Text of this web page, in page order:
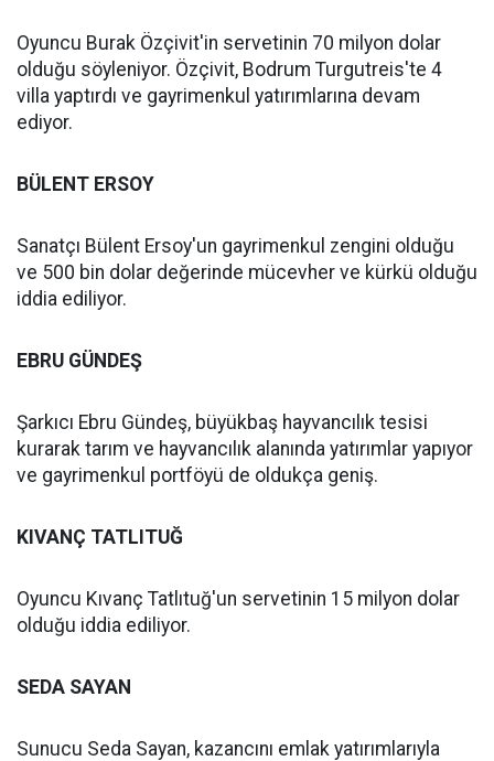
Oyuncu Burak Özçivit'in servetinin 70 milyon dolar
olduğu söyleniyor. Özçivit, Bodrum Turgutreis'te 4
villa yaptırdı ve gayrimenkul yatırımlarına devam
ediyor.
BÜLENT ERSOY
Sanatçı Bülent Ersoy'un gayrimenkul zengini olduğu
ve 500 bin dolar değerinde mücevher ve kürkü olduğu
iddia ediliyor.
EBRU GÜNDEŞ
Şarkıcı Ebru Gündeş, büyükbaş hayvancılık tesisi
kurarak tarım ve hayvancılık alanında yatırımlar yapıyor
ve gayrimenkul portföyü de oldukça geniş.
KIVANÇ TATLITUĞ
Oyuncu Kıvanç Tatlıtuğ'un servetinin 15 milyon dolar
olduğu iddia ediliyor.
SEDA SAYAN
Sunucu Seda Sayan, kazancını emlak yatırımlarıyla